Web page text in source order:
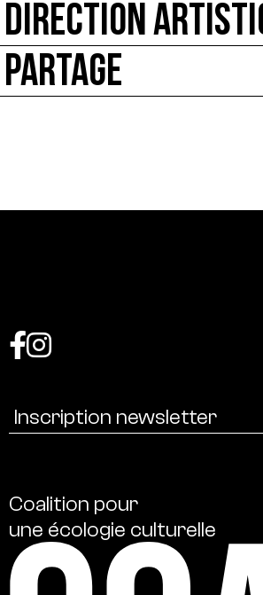
DIRECTION
PARTAGE
Coalition pour
une écologie culturelle